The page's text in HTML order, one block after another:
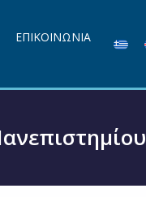
ΕΠΙΚΟΙΝΩΝΙΑ